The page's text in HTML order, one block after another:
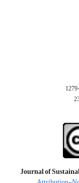
Journal of